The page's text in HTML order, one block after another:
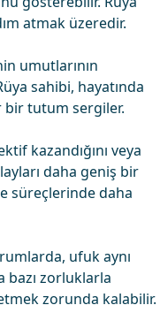
atmak üzeredir.
umutlarının
sahibi, hayatında
bir tutum sergiler.
kazandığını veya
daha geniş bir
süreçlerinde daha
ufuk aynı
bazı zorluklarla
zorunda kalabilir.